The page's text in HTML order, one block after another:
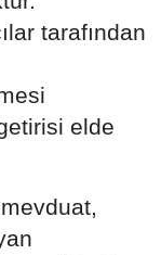
tarafından
elde